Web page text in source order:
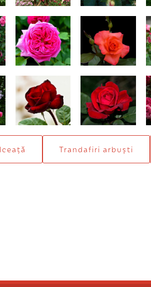
Madame Isaac
Pereire
Cristofor Columb
Barkarole Mister Lincoln
Trandafiri arbuști